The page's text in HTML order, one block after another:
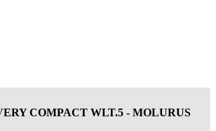
COMPACT WLT.5 - MOLURUS